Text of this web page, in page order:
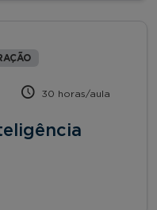
30 horas/aula